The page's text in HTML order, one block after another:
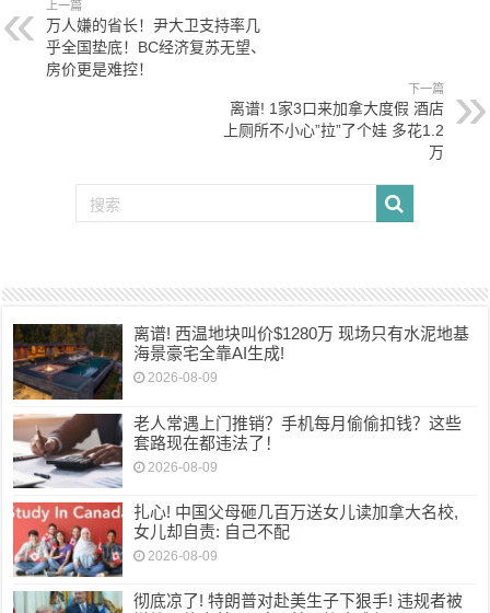
上一篇
万人嫌的省长！尹大卫支持率几
乎全国垫底！BC经济复苏无望、
房价更是难控！
下一篇
离谱! 1家3口来加拿大度假 酒店
上厕所不小心”拉”了个娃 多花1.2
万
离谱! 西温地块叫价$1280万 现场只有水泥地基
海景豪宅全靠AI生成!
2026-08-09
老人常遇上门推销？手机每月偷偷扣钱？这些
套路现在都违法了！
2026-08-09
扎心! 中国父母砸几百万送女儿读加拿大名校,
女儿却自责: 自己不配
2026-08-09
彻底凉了! 特朗普对赴美生子下狠手! 违规者被